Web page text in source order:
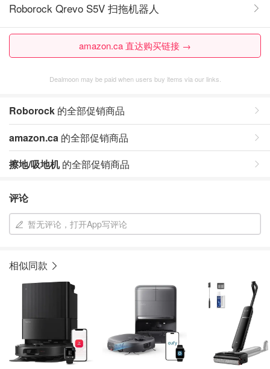
Roborock Qrevo S5V 扫拖机器人
amazon.ca 直达购买链接 →
Dealmoon may be paid when users buy items via our links.
Roborock 的全部促销商品
amazon.ca 的全部促销商品
擦地/吸地机的全部促销商品
评论
暂无评论，打开App写评论
相似同款